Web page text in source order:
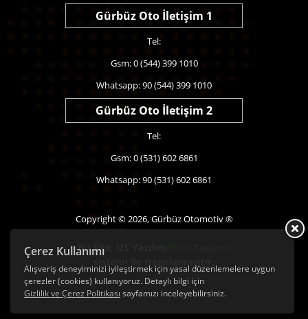
Çerez Kullanımı
Alışveriş deneyiminizi iyileştirmek için yasal düzenlemelere uygun
çerezler (cookies) kullanıyoruz. Detaylı bilgi için
Gizlilik ve Çerez Politikası sayfamızı inceleyebilirsiniz.
Gürbüz Oto İletişim 1
Tel:
Gsm: 0 (544) 399 1010
Whatsapp: 90 (544) 399 1010
Gürbüz Oto İletişim 2
Tel:
Gsm: 0 (531) 602 6861
Whatsapp: 90 (531) 602 6861
Copyright © 2026, Gürbüz Otomotiv ®
Bu Site,